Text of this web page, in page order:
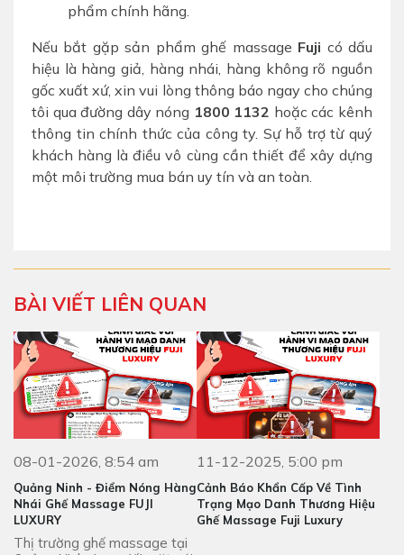
phẩm chính hãng.
Nếu bắt gặp sản phẩm ghế massage Fuji có dấu
hiệu là hàng giả, hàng nhái, hàng không rõ nguồn
gốc xuất xứ, xin vui lòng thông báo ngay cho chúng
tôi qua đường dây nóng 1800 1132 hoặc các kênh
thông tin chính thức của công ty. Sự hỗ trợ từ quý
khách hàng là điều vô cùng cần thiết để xây dựng
một môi trường mua bán uy tín và an toàn.
BÀI VIẾT LIÊN QUAN
08-01-2026, 8:54 am
Quảng Ninh - Điểm Nóng Hàng
Nhái Ghế Massage FUJI
LUXURY
Thị trường ghế massage tại
11-12-2025, 5:00 pm
Cảnh Báo Khẩn Cấp Về Tình
Trạng Mạo Danh Thương Hiệu
Ghế Massage Fuji Luxury